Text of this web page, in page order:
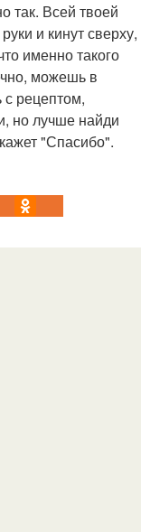
так. Всей твоей
и кинут сверху,
именно такого
можешь в
рецептом,
но лучше найди
"Спасибо".